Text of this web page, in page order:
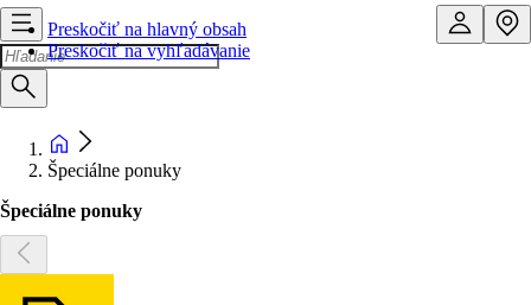
Preskočiť na hlavný obsah
Preskočiť na vyhľadávanie
Špeciálne ponuky
Špeciálne ponuky